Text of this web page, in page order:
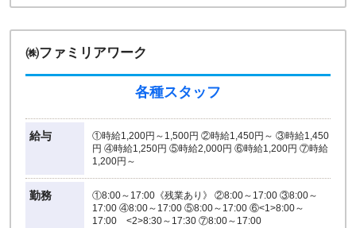
㈱ファミリアワーク
各種スタッフ
給与
①時給1,200円～1,500円 ②時給1,450円～ ③時給1,450
円 ④時給1,250円 ⑤時給2,000円 ⑥時給1,200円 ⑦時給
1,200円～
勤務
①8:00～17:00《残業あり》 ②8:00～17:00 ③8:00～
17:00 ④8:00～17:00 ⑤8:00～17:00 ⑥<1>8:00～
17:00 <2>8:30～17:30 ⑦8:00～17:00